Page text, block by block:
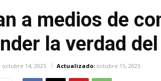
a medios de
la verdad
octubre 14, 2025 Actualizado: octubre 15, 2025